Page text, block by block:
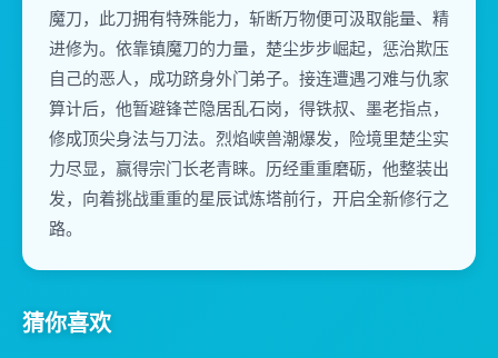
魔刀，此刀拥有特殊能力，斩断万物便可汲取能量、精
进修为。依靠镇魔刀的力量，楚尘步步崛起，惩治欺压
自己的恶人，成功跻身外门弟子。接连遭遇刁难与仇家
算计后，他暂避锋芒隐居乱石岗，得铁叔、墨老指点，
修成顶尖身法与刀法。烈焰峡兽潮爆发，险境里楚尘实
力尽显，赢得宗门长老青睐。历经重重磨砺，他整装出
发，向着挑战重重的星辰试炼塔前行，开启全新修行之
路。
猜你喜欢